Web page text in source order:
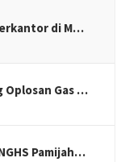
di M…
Oplosan Gas …
Pamijah…